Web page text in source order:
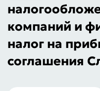
компаний и
налог на
соглашения